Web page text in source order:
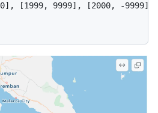
[1999, 9999], [2000, -